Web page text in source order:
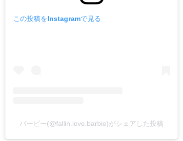
この投稿をInstagramで見る
バービー(@fallin.love.barbie)がシェアした投稿